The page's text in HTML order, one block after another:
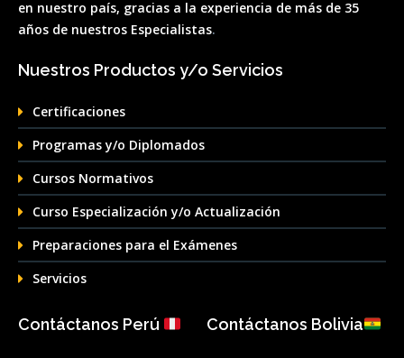
en nuestro país, gracias a la experiencia de más de 35
años de nuestros Especialistas.
Nuestros Productos y/o Servicios
Certificaciones
Programas y/o Diplomados
Cursos Normativos
Curso Especialización y/o Actualización
Preparaciones para el Exámenes
Servicios
Contáctanos Perú Contáctanos Bolivia